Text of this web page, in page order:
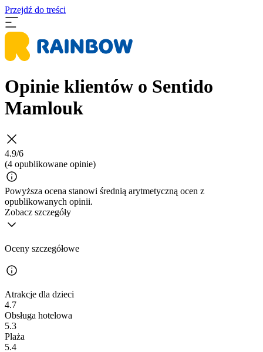
Przejdź do treści
Opinie klientów o Sentido
Mamlouk
4.9/6
(4 opublikowane opinie)
Powyższa ocena stanowi średnią arytmetyczną ocen z
opublikowanych opinii.
Zobacz szczegóły
Oceny szczegółowe
Atrakcje dla dzieci
4.7
Obsługa hotelowa
5.3
Plaża
5.4